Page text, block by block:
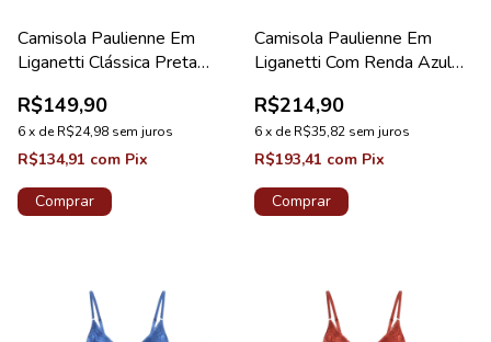
Camisola Paulienne Em
Liganetti Clássica Preta
R$149,90
6x deR$24,98 sem juros
R$134,91 com Pix
Comprar
Camisola Paulienne Em
Liganetti Com Renda Azul
R$214,90
6x deR$35,82 sem juros
R$193,41 com Pix
Comprar